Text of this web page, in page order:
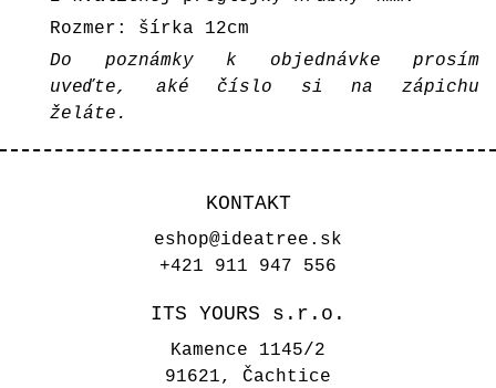
Rozmer: šírka 12cm
Do poznámky k objednávke prosím
uveďte, aké číslo si na zápichu
želáte.
KONTAKT
eshop@ideatree.sk
+421 911 947 556
ITS YOURS s.r.o.
Kamence 1145/2
91621, Čachtice